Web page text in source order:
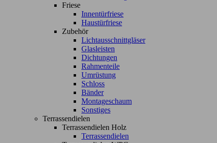
Friese
Innentürfriese
Haustürfriese
Zubehör
Lichtausschnittgläser
Glasleisten
Dichtungen
Rahmenteile
Umrüstung
Schloss
Bänder
Montageschaum
Sonstiges
Terrassendielen
Terrassendielen Holz
Terrassendielen